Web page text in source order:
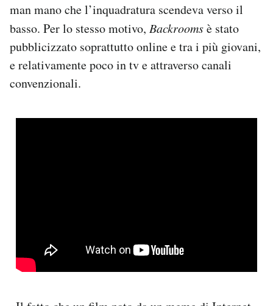
man mano che l’inquadratura scendeva verso il
basso. Per lo stesso motivo, Backroomsè stato
pubblicizzato soprattutto online e tra i più giovani,
e relativamente poco in tv e attraverso canali
convenzionali.